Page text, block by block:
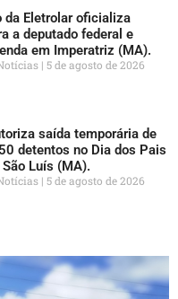
da Eletrolar oficializa
a deputado federal e
em Imperatriz (MA).
5 de agosto de 2026
saída temporária de
detentos no Dia dos Pais
São Luís (MA).
5 de agosto de 2026